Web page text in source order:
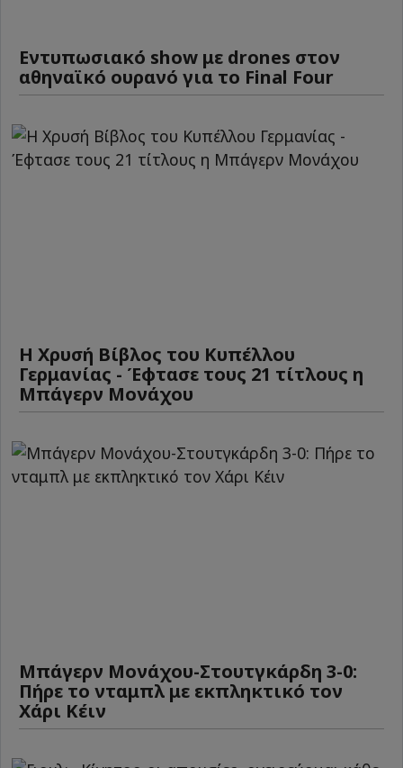
Εντυπωσιακό show με drones στον
αθηναϊκό ουρανό για το Final Four
Η Χρυσή Βίβλος του Κυπέλλου
Γερμανίας - Έφτασε τους 21 τίτλους η
Μπάγερν Μονάχου
Μπάγερν Μονάχου-Στουτγκάρδη 3-0:
Πήρε το νταμπλ με εκπληκτικό τον
Χάρι Κέιν